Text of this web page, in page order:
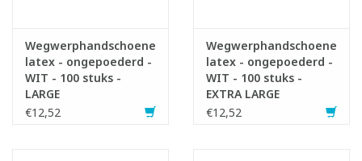
Wegwerphandschoenen
latex - ongepoederd -
WIT - 100 stuks -
LARGE
€12,52
Wegwerphandschoenen
latex - ongepoederd -
WIT - 100 stuks -
EXTRA LARGE
€12,52